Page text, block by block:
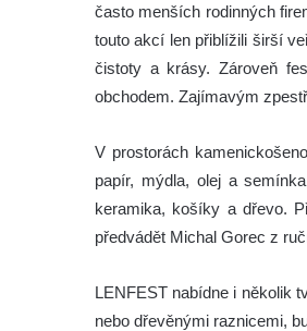
často menších rodinných
touto akcí len přiblížili širší
čistoty a krásy. Zároveň
obchodem. Zajímavým
V prostorách
papír, mýdla, olej a
keramika, košíky a dřevo.
předvádět Michal Gorec z
LENFEST nabídne i několik
nebo dřevěnými raznicemi,